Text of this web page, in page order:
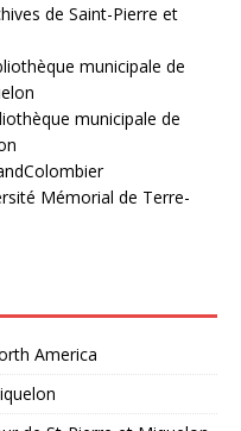
de Saint-Pierre et
municipale de
municipale de
Mémorial de Terre-
America